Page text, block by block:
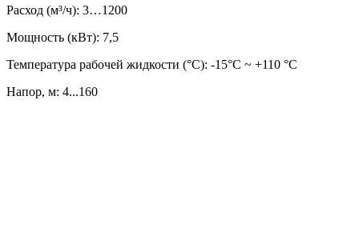
Расход (м³/ч): 3…1200
Мощность (кВт): 7,5
Температура рабочей жидкости (°C): -15°С ~ +110 °С
Напор, м: 4...160